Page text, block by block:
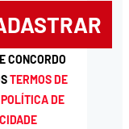
CONCORDO
TERMOS DE
DE